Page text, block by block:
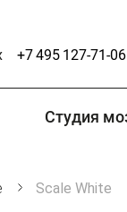
+7 495 127-71-06
Студия
Scale White